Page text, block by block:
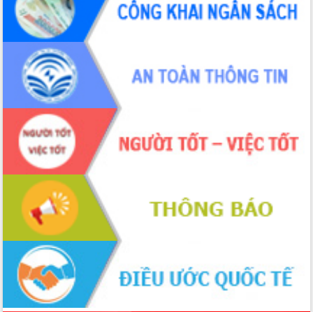
Thứ trưởng Bộ Y tế làm việc với tỉnh
Đắk Lắk về phát triển nhân lực y tế
cho trạm y tế cấp xã
Du lịch Đắk Lắk nâng tầm trải nghiệm
du khách thông qua Hệ thống cơ sở dữ
liệu và Bản đồ số
Tập huấn ứng dụng trí tuệ nhân tạo (AI)
trong thương mại điện tử năm 2026
Đoàn đại biểu Quốc hội tỉnh Đắk Lắk
trao đổi thông tin trước Kỳ họp thứ
nhất, Quốc hội khóa XVI
Quyết liệt cải cách hành chính, khơi
thông nguồn lực phát triển
Nâng cao hiệu lực, hiệu quả HĐND
tỉnh thông qua hiện đại hóa hành chính
Xã Ea Phê gắn cải cách hành chính với
chuyển đổi số
Phó Chủ tịch Thường trực UBND tỉnh
Hồ Thị Nguyên Thảo làm việc tại Trung
tâm Phục vụ hành chính công xã Ea